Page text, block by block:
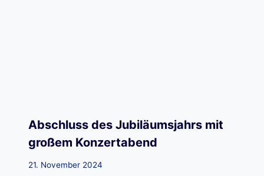
Abschluss des Jubiläumsjahrs mit
großem Konzertabend
21. November 2024